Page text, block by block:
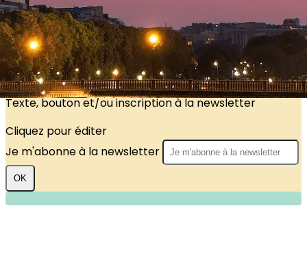
?>
Images de la page d'accueil
Cliquez pour éditer
Texte, bouton et/ou inscription à la newsletter
Cliquez pour éditer
Je m'abonne à la newsletter
OK